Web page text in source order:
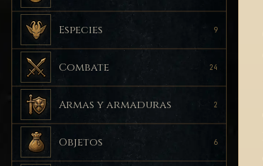
Especies 9
Combate 24
Armas y armaduras 2
Objetos 6